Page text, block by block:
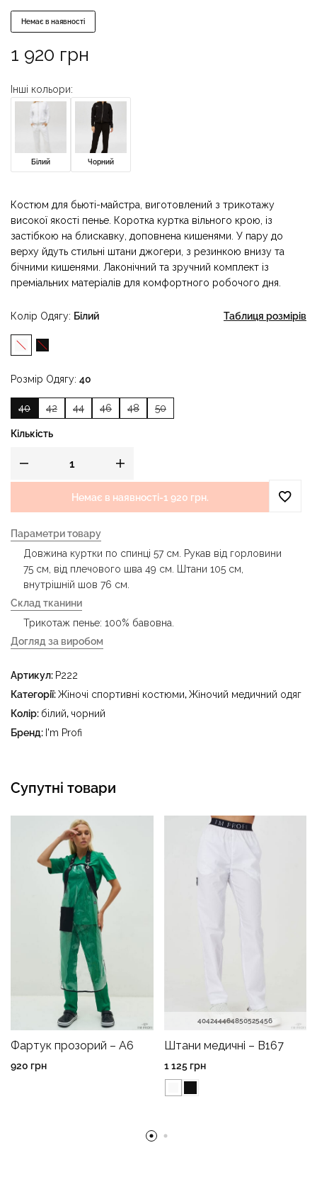
Немає в наявності
1 920 грн
Інші кольори:
Білий Чорний
Костюм для бьюті-майстра, виготовлений з трикотажу
високої якості пенье. Коротка куртка вільного крою, із
застібкою на блискавку, доповнена кишенями. У пару до
верху йдуть стильні штани джогери, з резинкою внизу та
бічними кишенями. Лаконічний та зручний комплект із
преміальних матеріалів для комфортного робочого дня.
Колір Одягу Білий
Розмір Одягу 40
40 42 44 46 48 50
Таблиця розмірів
Кількість
Немає в наявності-1 920 грн.
Параметри товару
Довжина куртки по спинці 57 см. Рукав від горловини
75 см, від плечового шва 49 см. Штани 105 см,
внутрішній шов 76 см.
Склад тканини
Трикотаж пенье: 100% бавовна.
Догляд за виробом
прасувати за температури праски до 150 °C - не
відбілювати - суха чистка з використанням
тетрахлоретилену (перхлоретилену) та вуглеводів
температури до 40 °C
Артикул: P222
Категорії:Жіночі спортивні костюми,Жіночий медичний одяг
Колір: білий, чорний
Бренд: I'm Profi
Супутні товари
Фартук прозорий – A6
920 грн
404244464850525456
Штани медичні – B167
1 125 грн